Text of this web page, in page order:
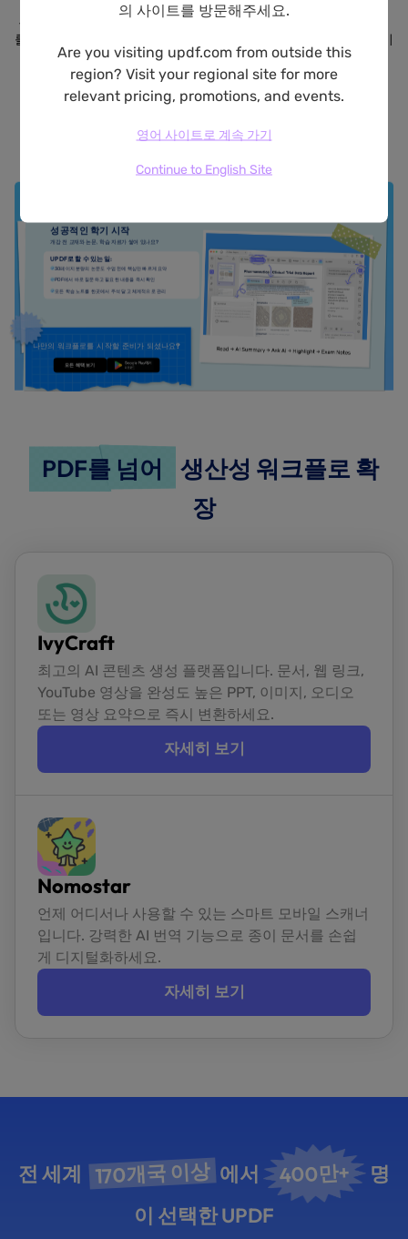
의 사이트를 방문해주세요.
Are you visiting updf.com from outside this
region? Visit your regional site for more
relevant pricing, promotions, and events.
영어 사이트로 계속 가기
Continue to English Site
새로운 시즌마다 새로운 목표가 생깁니다. 수업을 준비하거나, 강의
를 계획하거나, 새로운 프로젝트를 진행하거나, 비즈니스를 성장시키
는 모든 과정에서 UPDF는 더 스마트한 문서 워크플로로 앞서갈 수
있도록 도와드립니다.
학생 및 연구자를 위한 교사 및 교육자를 위한 직장인을 위한
성공적인 학기 시작
개강 전 교재와 논문, 학습 자료가 쌓여 있나요?
UPDF로 할 수 있는 일:
30페이지 분량의 논문도 수업 전에 핵심만 빠르게 요약
PDF에서 바로 질문하고 필요한 내용을 즉시 확인
모든 학습 노트를 한곳에서 주석 달고 체계적으로 관리
나만의 워크플로를 시작할 준비가 되셨나요?
모든 혜택 보기 무료로 다운로드
PDF를 넘어
생산성 워크플로 확
장
IvyCraft
최고의 AI 콘텐츠 생성 플랫폼입니다. 문서, 웹 링크,
YouTube 영상을 완성도 높은 PPT, 이미지, 오디오
또는 영상 요약으로 즉시 변환하세요.
자세히 보기
Nomostar
언제 어디서나 사용할 수 있는 스마트 모바일 스캐너
입니다. 강력한 AI 번역 기능으로 종이 문서를 손쉽
게 디지털화하세요.
자세히 보기
전 세계 170개국 이상 에서 400만+
명
이 선택한 UPDF